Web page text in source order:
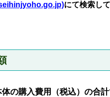
にて検索し
の購入費用（税込）の合